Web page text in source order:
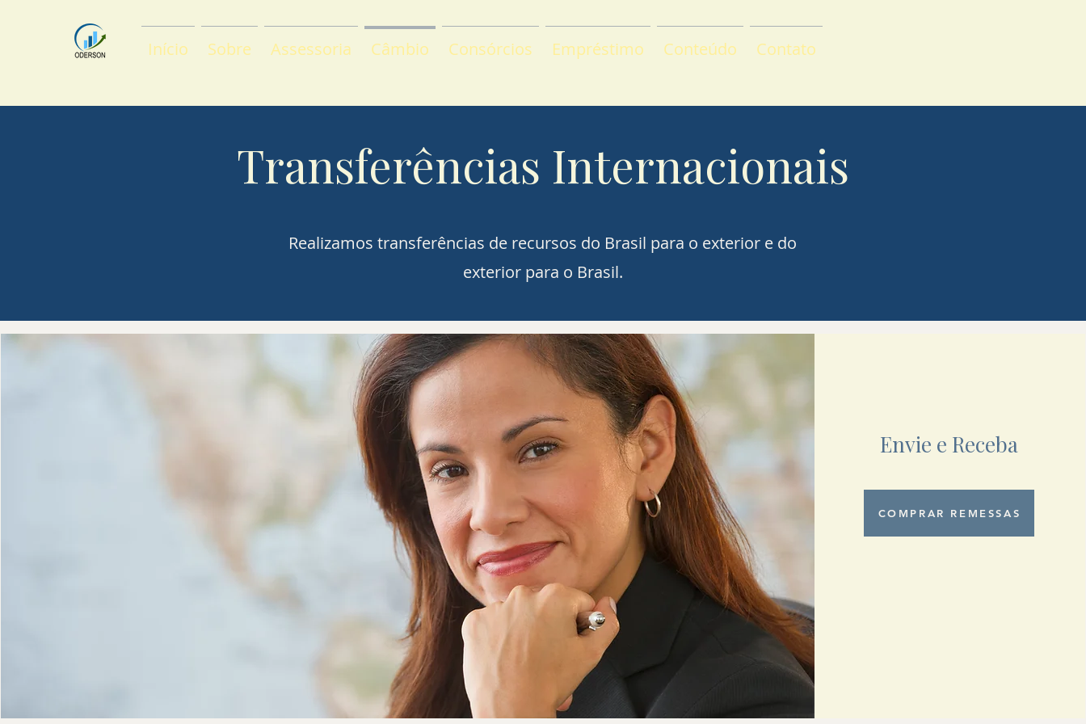
Início Sobre Assessoria Câmbio Consórcios Empréstimo Conteúdo Contato
Transferências Internacionais
Realizamos transferências de recursos do Brasil para o exterior e do
exterior para o Brasil.
Envie e Receba
COMPRAR REMESSAS